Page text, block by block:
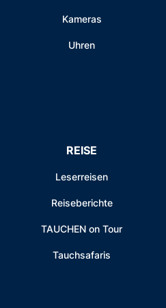
Kameras
Uhren
REISE
Leserreisen
Reiseberichte
TAUCHEN on Tour
Tauchsafaris